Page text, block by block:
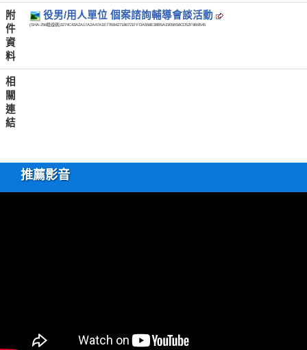
附
件
資
料
役男/用人單位 個案諮詢輔導會談活動
(SHA-256驗證碼)3274C43A2A17A2A47A1E77B8427186721FFDA558E38B5A1905B58CD52F9B9545
相
關
連
結
推薦影音